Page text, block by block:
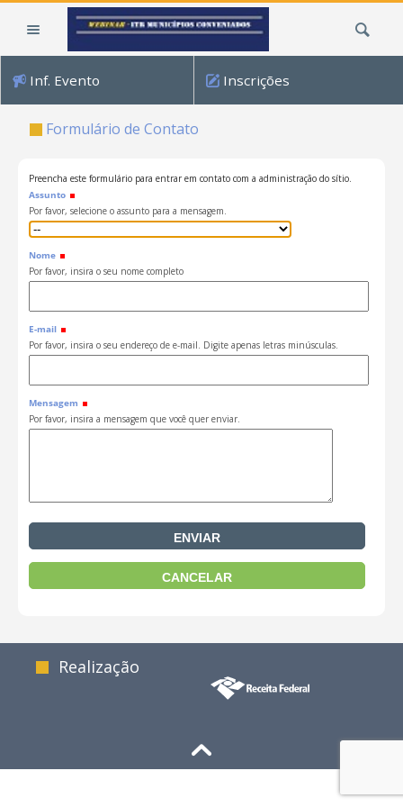
Inf. Evento Inscrições
Formulário de Contato
Preencha este formulário para entrar em contato com a administração do sítio.
Assunto
Por favor, selecione o assunto para a mensagem.
Nome
Por favor, insira o seu nome completo
E-mail
Por favor, insira o seu endereço de e-mail. Digite apenas letras minúsculas.
Mensagem
Por favor, insira a mensagem que você quer enviar.
Realização